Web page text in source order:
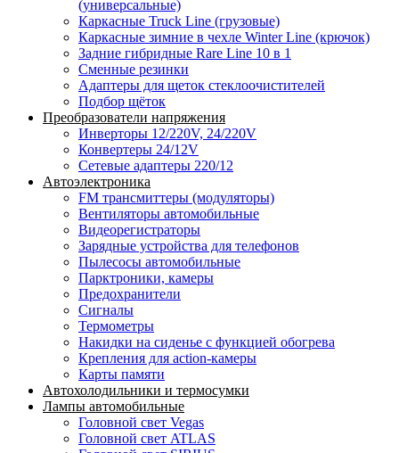
(универсальные)
Каркасные Truck Line (грузовые)
Каркасные зимние в чехле Winter Line (крючок)
Задние гибридные Rare Line 10 в 1
Сменные резинки
Адаптеры для щеток стеклоочистителей
Подбор щёток
Преобразователи напряжения
Инверторы 12/220V, 24/220V
Конвертеры 24/12V
Сетевые адаптеры 220/12
Автоэлектроника
FM трансмиттеры (модуляторы)
Вентиляторы автомобильные
Видеорегистраторы
Зарядные устройства для телефонов
Пылесосы автомобильные
Парктроники, камеры
Предохранители
Сигналы
Термометры
Накидки на сиденье с функцией обогрева
Крепления для action-камеры
Карты памяти
Автохолодильники и термосумки
Лампы автомобильные
Головной свет Vegas
Головной свет ATLAS